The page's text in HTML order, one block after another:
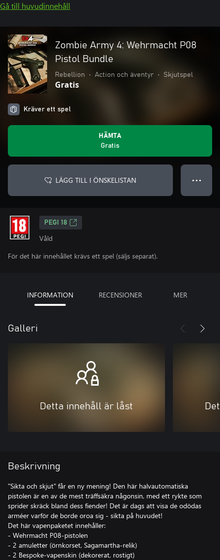
Gå till huvudinnehåll
Zombie Army 4: Wehrmacht P08
Pistol Bundle
Rebellion • Action och äventyr • Skjutspel
Gratis
Kräver ett spel
HÄMTA
Gratis
LÄGG TILL I ÖNSKELISTAN ● ● ●
PEGI 18
Våld
För det här innehållet krävs ett spel (säljs separat).
INFORMATION RECENSIONER MER
Galleri
Detta innehåll är låst
Beskrivning
"Sikta och skjut" får en ny mening! Den här halvautomatiska
pistolen är en av de mest träffsäkra någonsin, med ett rykte som
sprider skräck bland dess fiender! Det är dags att visa de odödas
arméer varför de borde oroa sig - sikta på huvudet!
Det här vapenpaketet innehåller:
- Wehrmacht P08-pistolen
- 2 amuletter (örnkorset, Sagamartha-relik)
- 2 Bespoke-vapenskin (dekorerat, rostigt)